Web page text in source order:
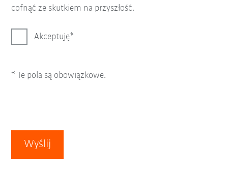
cofnąć ze skutkiem na przyszłość.
Akceptuję
* Te pola są obowiązkowe.
Wyślij